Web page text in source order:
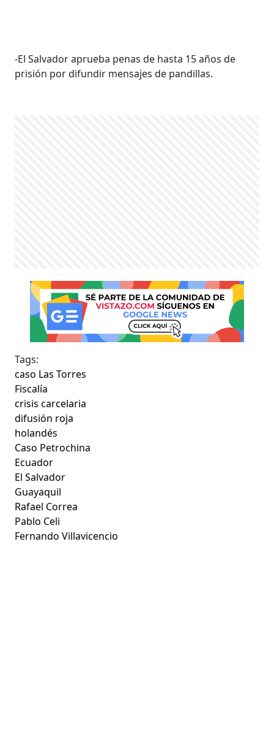
-El Salvador aprueba penas de hasta 15 años de
prisión por difundir mensajes de pandillas.
Tags:
caso Las Torres
Fiscalía
crisis carcelaria
difusión roja
holandés
Caso Petrochina
Ecuador
El Salvador
Guayaquil
Rafael Correa
Pablo Celi
Fernando Villavicencio